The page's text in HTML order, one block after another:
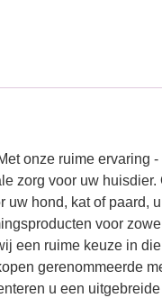
onze ruime ervaring
zorg voor uw huisdier.
hond, kat of paard,
voor
een ruime keuze in
gerenommeerde
u een